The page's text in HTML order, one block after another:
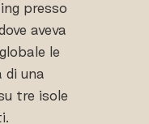
presso
aveva
le
di una
tre isole